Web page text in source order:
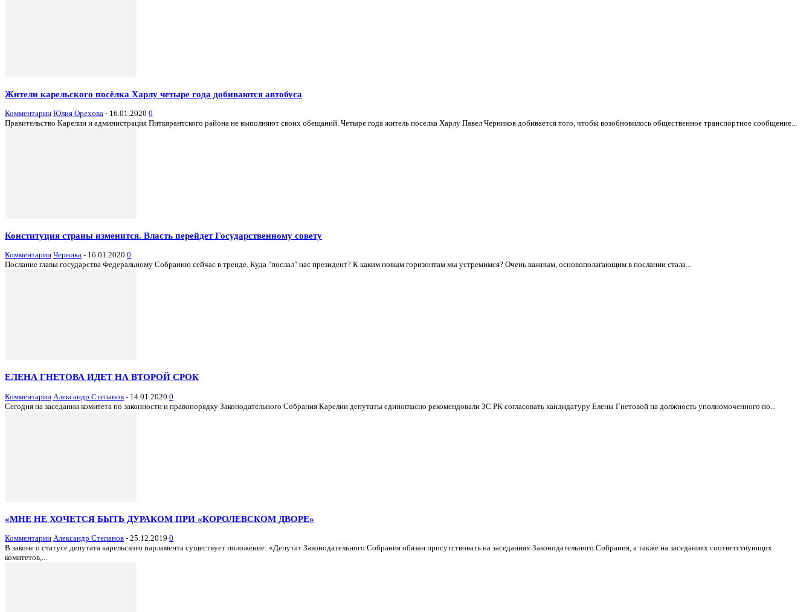
Жители карельского посёлка Харлу четыре года добиваются автобуса
Комментарии Юлия Орехова - 16.01.2020 0
Правительство Карелии и администрация Питкярантского района не выполняют своих обещаний. Четыре года житель поселка Харлу Павел Черников добивается того, чтобы возобновилось общественное транспортное сообщение...
Конституция страны изменится. Власть перейдет Государственному совету
Комментарии Черника - 16.01.2020 0
Послание главы государства Федеральному Собранию сейчас в тренде. Куда "послал" нас президент? К каким новым горизонтам мы устремимся? Очень важным, основополагающим в послании стала...
ЕЛЕНА ГНЕТОВА ИДЕТ НА ВТОРОЙ СРОК
Комментарии Александр Степанов - 14.01.2020 0
Сегодня на заседании комитета по законности и правопорядку Законодательного Собрания Карелии депутаты единогласно рекомендовали ЗС РК согласовать кандидатуру Елены Гнетовой на должность уполномоченного по...
«МНЕ НЕ ХОЧЕТСЯ БЫТЬ ДУРАКОМ ПРИ «КОРОЛЕВСКОМ ДВОРЕ»
Комментарии Александр Степанов - 25.12.2019 0
В законе о статусе депутата карельского парламента существует положение: «Депутат Законодательного Собрания обязан присутствовать на заседаниях Законодательного Собрания, а также на заседаниях соответствующих
комитетов,...